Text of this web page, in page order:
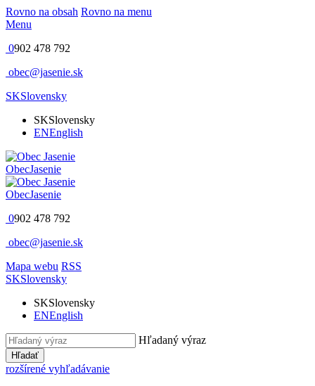
Rovno na obsah Rovno na menu
Menu
0902 478 792
obec@jasenie.sk
SKSlovensky
SKSlovensky
ENEnglish
ObecJasenie
ObecJasenie
0902 478 792
obec@jasenie.sk
Mapa webu RSS
SKSlovensky
SKSlovensky
ENEnglish
Hľadaný výraz
Hľadať
rozšírené vyhľadávanie